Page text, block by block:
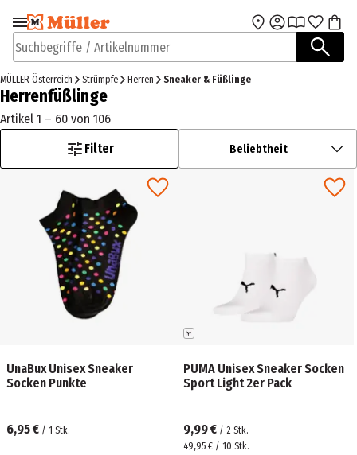
Zur Navigation
springen
Zum Hauptinhalt
Suchbegriffe / Artikelnummer
MÜLLER Österreich Strümpfe Herren Sneaker & Füßlinge
Herrenfüßlinge
Artikel 1 – 60 von 106
Filter
Beliebtheit
UnaBux Unisex Sneaker
Socken Punkte
6,95 € / 1 Stk.
PUMA Unisex Sneaker Socken
Sport Light 2er Pack
9,99 € / 2 Stk.
49,95 € / 10 Stk.